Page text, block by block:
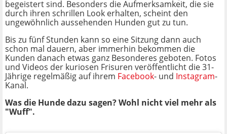
begeistert sind. Besonders die Aufmerksamkeit, die sie
durch ihren schrillen Look erhalten, scheint den
ungewöhnlich aussehenden Hunden gut zu tun.
Bis zu fünf Stunden kann so eine Sitzung dann auch
schon mal dauern, aber immerhin bekommen die
Kunden danach etwas ganz Besonderes geboten. Fotos
und Videos der kuriosen Frisuren veröffentlicht die 31-
Jährige regelmäßig auf ihrem Facebook- und Instagram-
Kanal.
Was die Hunde dazu sagen? Wohl nicht viel mehr als
"Wuff".